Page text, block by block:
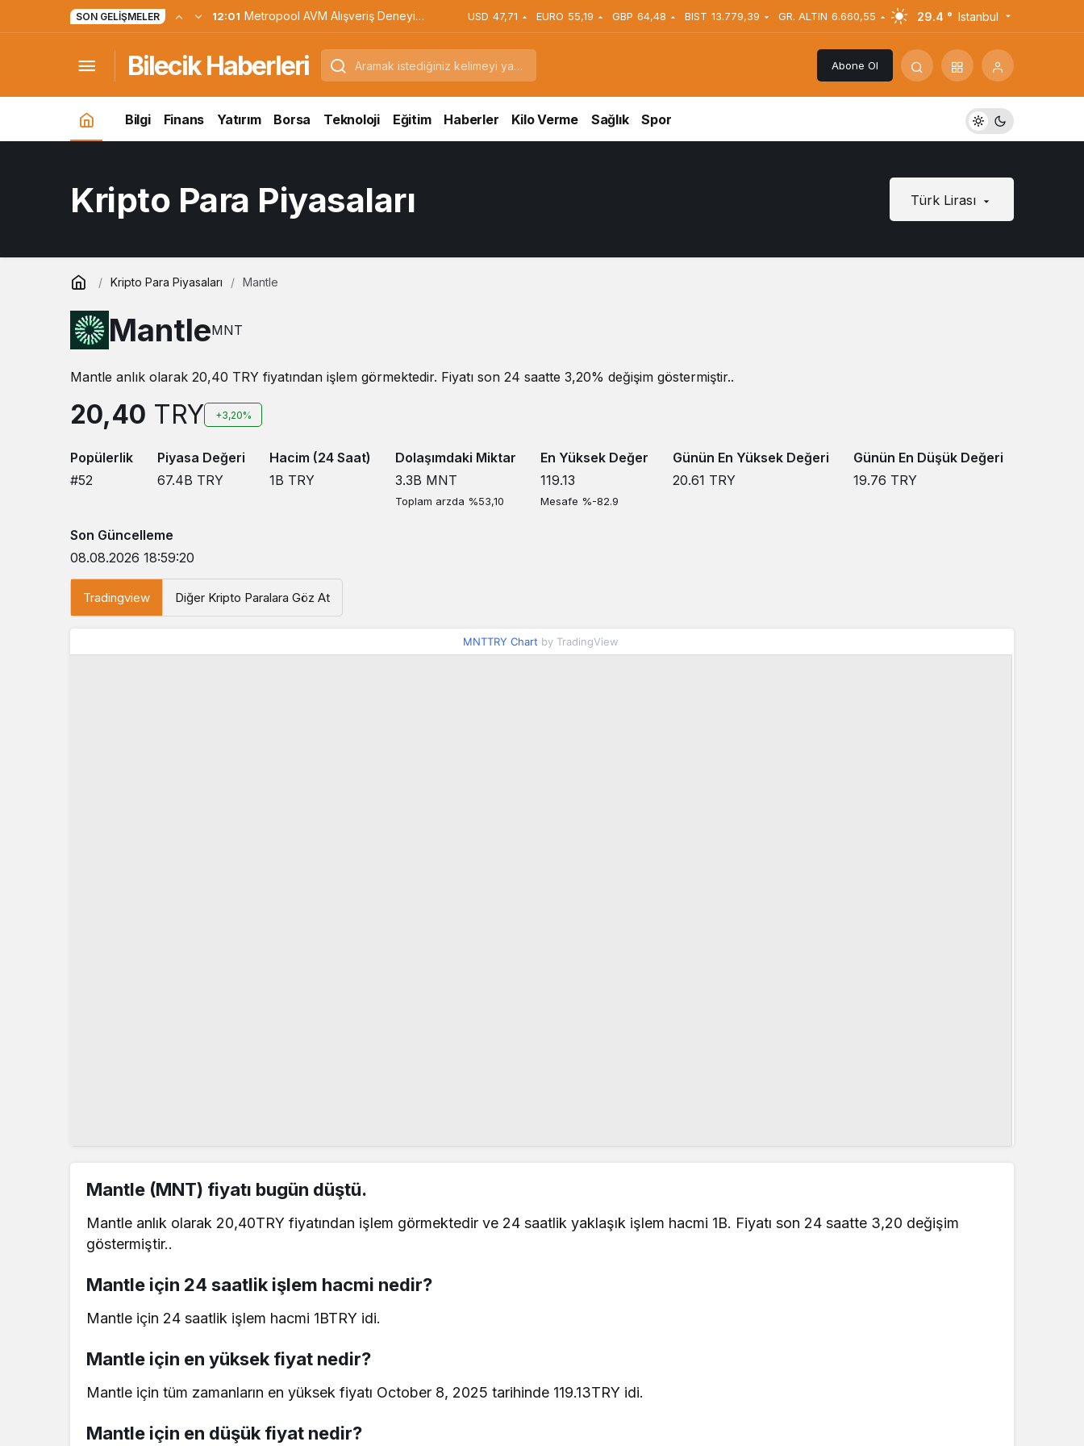
SON GELIŞMELER 12:01 Metropool AVM Alışveriş Deneyimi
Nasıl Bir Yapı Sunuyor?
USD 47,71 EURO 55,19 GBP 64,48 BIST 13.779,39 GR. ALTIN 6.660,55 29.4 ° Istanbul
Bilecik Haberleri Abone Ol
Bilgi Finans Yatırım Borsa Teknoloji Eğitim Haberler Kilo Verme Sağlık Spor
Kripto Para Piyasaları Türk Lirası
Kripto Para Piyasaları Mantle
MantleMNT
Mantle anlık olarak 20,40 TRY fiyatından işlem görmektedir. Fiyatı son 24 saatte 3,20% değişim göstermiştir..
20,40 TRY +3,20%
Popülerlik
#52
Piyasa Değeri
67.4B TRY
Hacim (24 Saat)
1B TRY
Dolaşımdaki Miktar
3.3B MNT
Toplam arzda %53,10
En Yüksek Değer
119.13
Mesafe %-82.9
Günün En Yüksek Değeri
20.61 TRY
Günün En Düşük Değeri
19.76 TRY
Son Güncelleme
08.08.2026 18:59:20
Tradingview Diğer Kripto Paralara Göz At
MNTTRY Chart by TradingView
Mantle (MNT) fiyatı bugün düştü.
Mantle anlık olarak 20,40TRY fiyatından işlem görmektedir ve 24 saatlik yaklaşık işlem hacmi 1B. Fiyatı son 24 saatte 3,20 değişim
göstermiştir..
Mantle için 24 saatlik işlem hacmi nedir?
Mantle için 24 saatlik işlem hacmi 1BTRY idi.
Mantle için en yüksek fiyat nedir?
Mantle için tüm zamanların en yüksek fiyatı October 8, 2025 tarihinde 119.13TRY idi.
Mantle için en düşük fiyat nedir?